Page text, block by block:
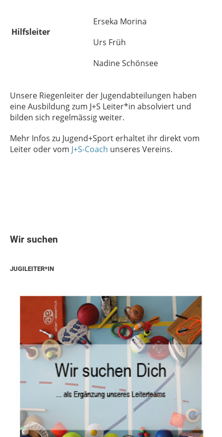
Hilfsleiter
Erseka Morina
Urs Früh
Nadine Schönsee
Unsere Riegenleiter der Jugendabteilungen haben
eine Ausbildung zum J+S Leiter*in absolviert und
bilden sich regelmässig weiter.
Mehr Infos zu Jugend+Sport erhaltet ihr direkt vom
Leiter oder vom J+S-Coach unseres Vereins.
Wir suchen
JUGILEITER*IN